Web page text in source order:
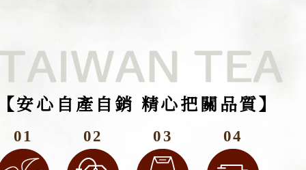
安心自產自銷 精心把關品質】
01 02 03 04